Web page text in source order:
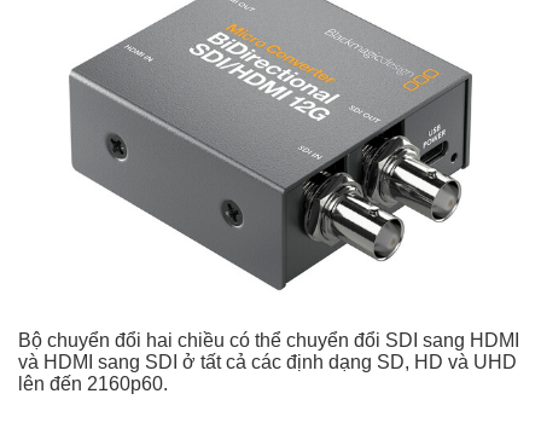
Bộ chuyển đổi hai chiều có thể chuyển đổi SDI sang HDMI
và HDMI sang SDI ở tất cả các định dạng SD, HD và UHD
lên đến 2160p60.